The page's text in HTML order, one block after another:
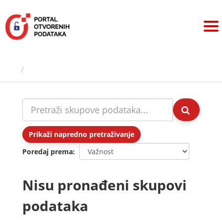
sadržaj
Prikaži napredno pretraživanje
Poredaj prema
Nisu pronađeni skupovi
podataka